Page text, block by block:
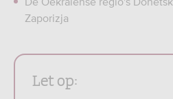
Zaporizja
Let op: